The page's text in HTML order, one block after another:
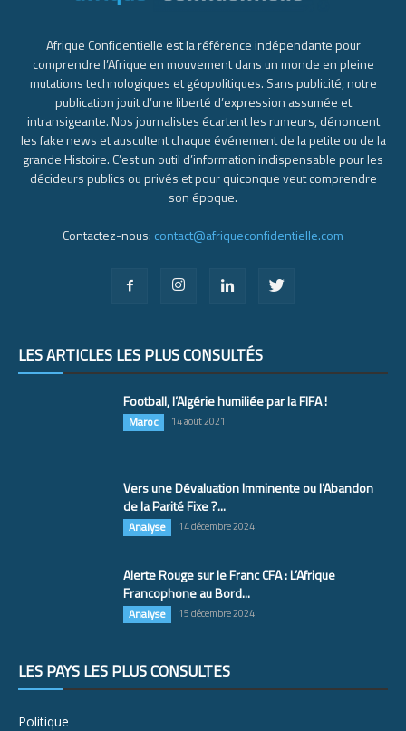
Afrique Confidentielle est la référence indépendante pour
comprendre l’Afrique en mouvement dans un monde en pleine
mutations technologiques et géopolitiques. Sans publicité, notre
publication jouit d’une liberté d’expression assumée et
intransigeante. Nos journalistes écartent les rumeurs, dénoncent
les fake news et auscultent chaque événement de la petite ou de la
grande Histoire. C’est un outil d’information indispensable pour les
décideurs publics ou privés et pour quiconque veut comprendre
son époque.
Contactez-nous: contact@afriqueconfidentielle.com
LES ARTICLES LES PLUS CONSULTÉS
Football, l’Algérie humiliée par la FIFA !
Maroc 14 août 2021
Vers une Dévaluation Imminente ou l’Abandon
de la Parité Fixe ?...
Analyse 14 décembre 2024
Alerte Rouge sur le Franc CFA : L’Afrique
Francophone au Bord...
Analyse 15 décembre 2024
LES PAYS LES PLUS CONSULTÉS
Politique